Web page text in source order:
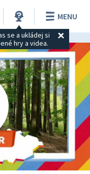
se a ukládej si
hry a videa.
MENU